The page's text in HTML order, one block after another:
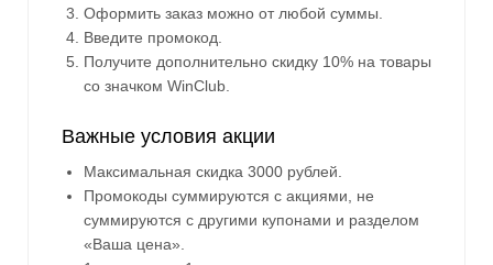
Оформить заказ можно от любой суммы.
Введите промокод.
Получите дополнительно скидку 10% на товары
со значком WinClub.
Важные условия акции
Максимальная скидка 3000 рублей.
Промокоды суммируются с акциями, не
суммируются с другими купонами и разделом
«Ваша цена».